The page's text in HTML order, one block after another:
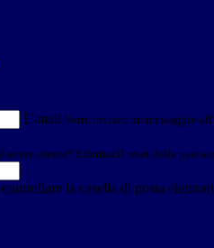
E-mail Verrà inviato un messaggio
nome utente? Effettua il reset della
la casella di posta